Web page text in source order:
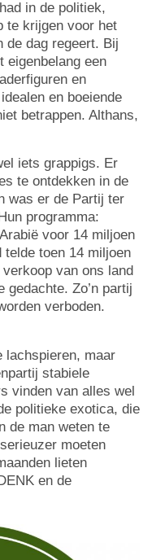
in de politiek,
te krijgen voor het
de dag regeert. Bij
eigenbelang een
en
en boeiende
betrappen. Althans,
iets grappigs. Er
te ontdekken in de
was er de Partij ter
programma:
voor 14 miljoen
telde toen 14 miljoen
van ons land
Zo’n partij
verboden.
lachspieren, maar
stabiele
vinden van alles wel
politieke exotica, die
de man weten te
moeten
lieten
en de